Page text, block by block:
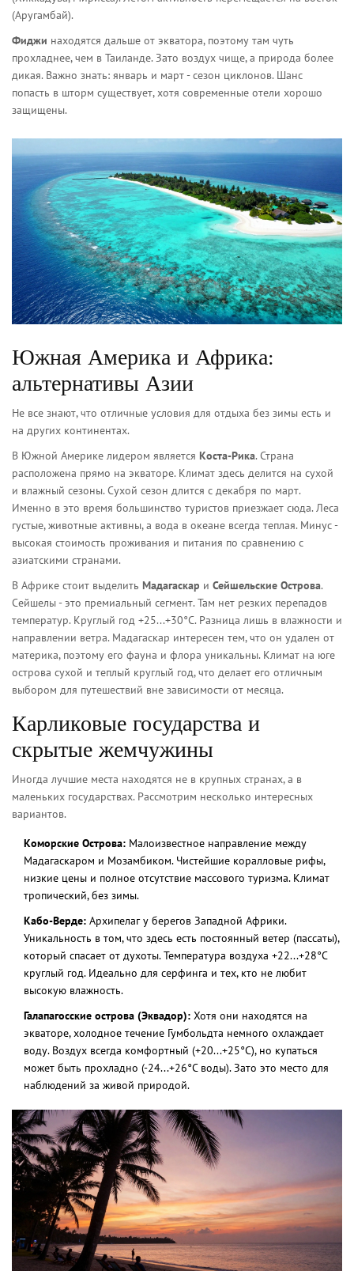
(Аругамбай).
Фиджи находятся дальше от экватора, поэтому там чуть
прохладнее, чем в Таиланде. Зато воздух чище, а природа более
дикая. Важно знать: январь и март - сезон циклонов. Шанс
попасть в шторм существует, хотя современные отели хорошо
защищены.
Южная Америка и Африка:
альтернативы Азии
Не все знают, что отличные условия для отдыха без зимы есть и
на других континентах.
В Южной Америке лидером является Коста-Рика. Страна
расположена прямо на экваторе. Климат здесь делится на сухой
и влажный сезоны. Сухой сезон длится с декабря по март.
Именно в это время большинство туристов приезжает сюда. Леса
густые, животные активны, а вода в океане всегда теплая. Минус -
высокая стоимость проживания и питания по сравнению с
азиатскими странами.
В Африке стоит выделить Мадагаскар и Сейшельские Острова.
Сейшелы - это премиальный сегмент. Там нет резких перепадов
температур. Круглый год +25...+30°C. Разница лишь в влажности и
направлении ветра. Мадагаскар интересен тем, что он удален от
материка, поэтому его фауна и флора уникальны. Климат на юге
острова сухой и теплый круглый год, что делает его отличным
выбором для путешествий вне зависимости от месяца.
Карликовые государства и
скрытые жемчужины
Иногда лучшие места находятся не в крупных странах, а в
маленьких государствах. Рассмотрим несколько интересных
вариантов.
Коморские Острова: Малоизвестное направление между
Мадагаскаром и Мозамбиком. Чистейшие коралловые рифы,
низкие цены и полное отсутствие массового туризма. Климат
тропический, без зимы.
Кабо-Верде: Архипелаг у берегов Западной Африки.
Уникальность в том, что здесь есть постоянный ветер (пассаты),
который спасает от духоты. Температура воздуха +22...+28°C
круглый год. Идеально для серфинга и тех, кто не любит
высокую влажность.
Галапагосские острова (Эквадор): Хотя они находятся на
экваторе, холодное течение Гумбольдта немного охлаждает
воду. Воздух всегда комфортный (+20...+25°C), но купаться
может быть прохладно (-24...+26°C воды). Зато это место для
наблюдений за живой природой.